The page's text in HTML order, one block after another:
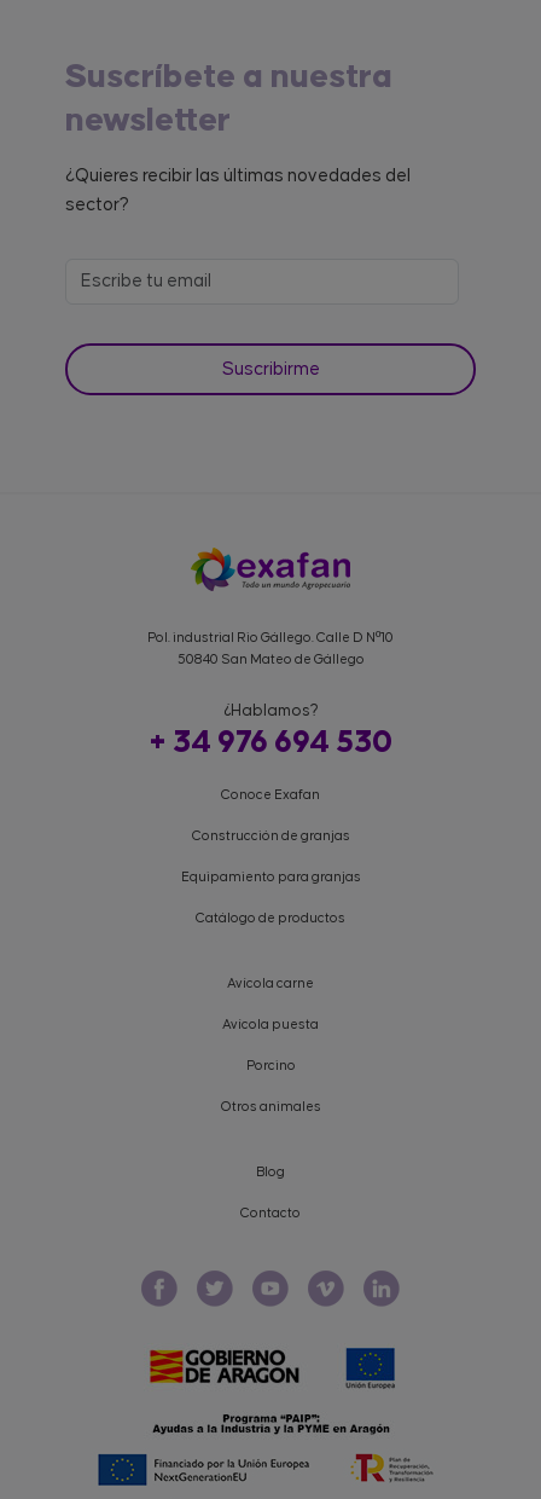
Suscríbete a nuestra
newsletter
¿Quieres recibir las últimas novedades del
sector?
Pol. industrial Rio Gállego. Calle D Nº10
50840 San Mateo de Gállego
¿Hablamos?
+ 34 976 694 530
Conoce Exafan
Construcción de granjas
Equipamiento para granjas
Catálogo de productos
Avícola carne
Avícola puesta
Porcino
Otros animales
Blog
Contacto